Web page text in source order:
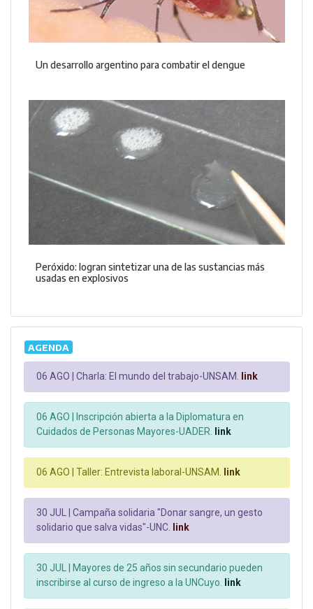
Un desarrollo argentino para combatir el dengue
Peróxido: logran sintetizar una de las sustancias más
usadas en explosivos
AGENDA
06 AGO | Charla: El mundo del trabajo-UNSAM. link
06 AGO |
Inscripción abierta a la Diplomatura en
Cuidados de Personas Mayores-UADER. link
06 AGO | Taller: Entrevista laboral-UNSAM. link
30 JUL | Campaña solidaria "Donar sangre, un gesto
solidario que salva vidas"-UNC. link
30 JUL |
Mayores de 25 años sin secundario pueden
inscribirse al curso de ingreso a la UNCuyo. link